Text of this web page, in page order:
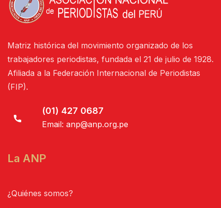
Matriz histórica del movimiento organizado de los
trabajadores periodistas, fundada el 21 de julio de 1928.
Afiliada a la Federación Internacional de Periodistas
(FIP).
(01) 427 0687
Email: anp@anp.org.pe
La ANP
¿Quiénes somos?